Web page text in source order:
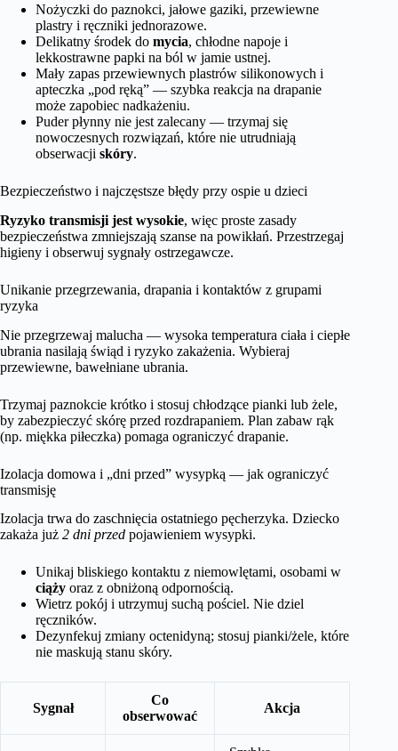
Nożyczki do paznokci, jałowe gaziki, przewiewne
plastry i ręczniki jednorazowe.
Delikatny środek do mycia, chłodne napoje i
lekkostrawne papki na ból w jamie ustnej.
Mały zapas przewiewnych plastrów silikonowych i
apteczka „pod ręką” — szybka reakcja na drapanie
może zapobiec nadkażeniu.
Puder płynny nie jest zalecany — trzymaj się
nowoczesnych rozwiązań, które nie utrudniają
obserwacji skóry.
Bezpieczeństwo i najczęstsze błędy przy ospie u dzieci
Ryzyko transmisji jest wysokie, więc proste zasady
bezpieczeństwa zmniejszają szanse na powikłań. Przestrzegaj
higieny i obserwuj sygnały ostrzegawcze.
Unikanie przegrzewania, drapania i kontaktów z grupami
ryzyka
Nie przegrzewaj malucha — wysoka temperatura ciała i ciepłe
ubrania nasilają świąd i ryzyko zakażenia. Wybieraj
przewiewne, bawełniane ubrania.
Trzymaj paznokcie krótko i stosuj chłodzące pianki lub żele,
by zabezpieczyć skórę przed rozdrapaniem. Plan zabaw rąk
(np. miękka piłeczka) pomaga ograniczyć drapanie.
Izolacja domowa i „dni przed” wysypką — jak ograniczyć
transmisję
Izolacja trwa do zaschnięcia ostatniego pęcherzyka. Dziecko
zakaża już 2 dni przed pojawieniem wysypki.
Unikaj bliskiego kontaktu z niemowlętami, osobami w
ciąży oraz z obniżoną odpornością.
Wietrz pokój i utrzymuj suchą pościel. Nie dziel
ręczników.
Dezynfekuj zmiany octenidyną; stosuj pianki/żele, które
nie maskują stanu skóry.
Sygnał
Co
obserwować
Akcja